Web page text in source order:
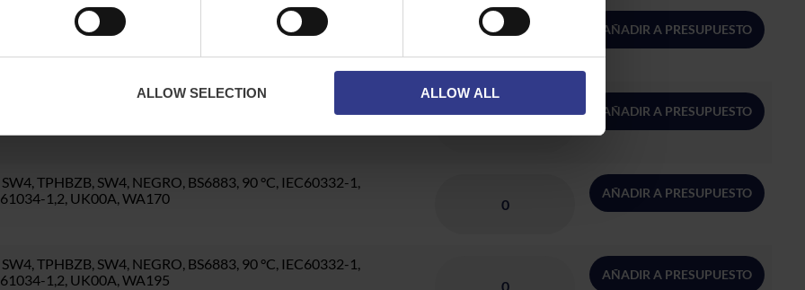
ALLOW SELECTION ALLOW ALL
TPHBZB, SW4, NEGRO, BS6883, 90 °C, IEC60332-1,
1,2, UK00A, WA135
AÑADIR A PRESUPUESTO
TPHBZB, SW4, NEGRO, BS6883, 90 °C, IEC60332-1,
1,2, UK00A, WA150
AÑADIR A PRESUPUESTO
TPHBZB, SW4, NEGRO, BS6883, 90 °C, IEC60332-1,
1,2, UK00A, WA170
AÑADIR A PRESUPUESTO
TPHBZB, SW4, NEGRO, BS6883, 90 °C, IEC60332-1,
1,2, UK00A, WA195
AÑADIR A PRESUPUESTO